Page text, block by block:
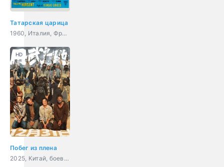
Татарская царица
1960, Италия, Франция, боевик, приключения
Побег из плена
2025, Китай, боевик, драма
HD